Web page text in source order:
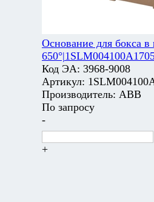
Основание для бокса
Код ЭА: 3968-9008
Артикул:
Производитель: ABB
По запросу
-
+